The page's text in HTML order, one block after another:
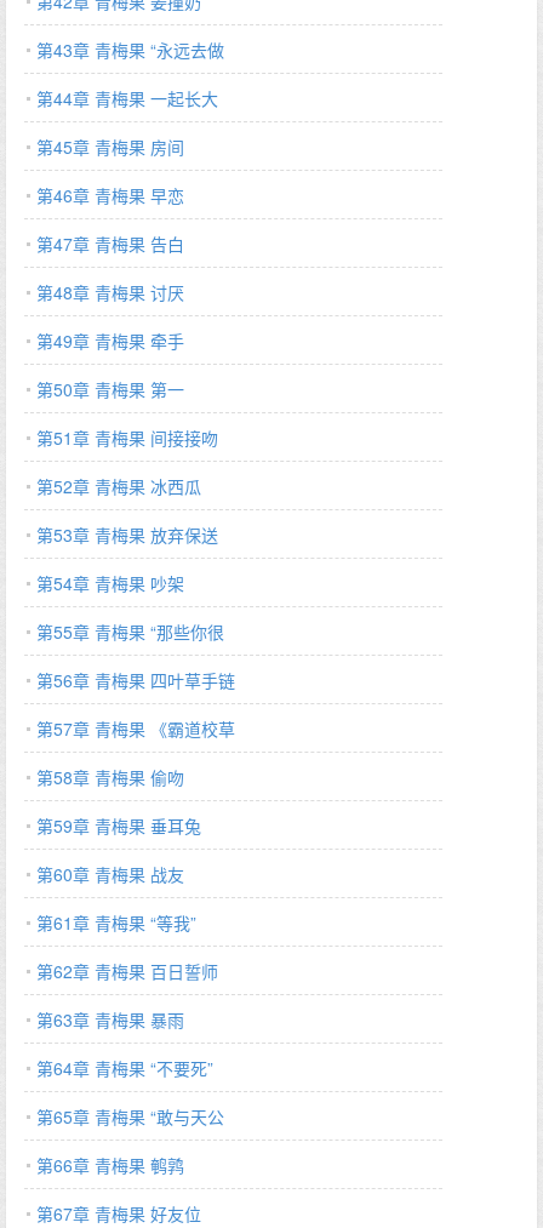
第43章 青梅果 “永远去做
第44章 青梅果 一起长大
第45章 青梅果 房间
第46章 青梅果 早恋
第47章 青梅果 告白
第48章 青梅果 讨厌
第49章 青梅果 牵手
第50章 青梅果 第一
第51章 青梅果 间接接吻
第52章 青梅果 冰西瓜
第53章 青梅果 放弃保送
第54章 青梅果 吵架
第55章 青梅果 “那些你很
第56章 青梅果 四叶草手链
第57章 青梅果 《霸道校草
第58章 青梅果 偷吻
第59章 青梅果 垂耳兔
第60章 青梅果 战友
第61章 青梅果 “等我”
第62章 青梅果 百日誓师
第63章 青梅果 暴雨
第64章 青梅果 “不要死”
第65章 青梅果 “敢与天公
第66章 青梅果 鹌鹑
第67章 青梅果 好友位